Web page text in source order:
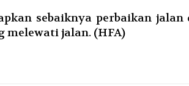
sebaiknya perbaikan
melewati jalan. (HFA)